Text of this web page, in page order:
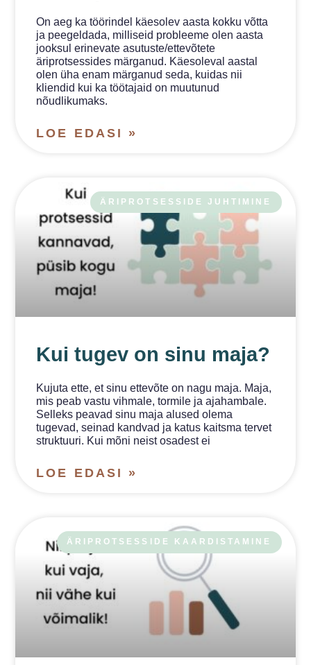
On aeg ka töörindel käesolev aasta kokku võtta
ja peegeldada, milliseid probleeme olen aasta
jooksul erinevate asutuste/ettevõtete
äriprotsessides märganud. Käesoleval aastal
olen üha enam märganud seda, kuidas nii
kliendid kui ka töötajaid on muutunud
nõudlikumaks.
LOE EDASI »
ÄRIPROTSESSIDE JUHTIMINE
Kui tugev on sinu maja?
Kujuta ette, et sinu ettevõte on nagu maja. Maja,
mis peab vastu vihmale, tormile ja ajahambale.
Selleks peavad sinu maja alused olema
tugevad, seinad kandvad ja katus kaitsma tervet
struktuuri. Kui mõni neist osadest ei
LOE EDASI »
ÄRIPROTSESSIDE KAARDISTAMINE